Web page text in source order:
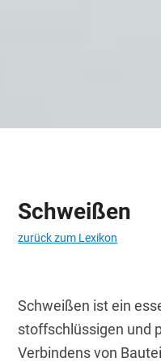
Schweißen
zurück zum Lexikon
Schweißen ist ein
stoffschlüssigen und
Verbindens von